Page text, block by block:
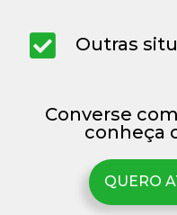
Outras
Converse
conheça
QUERO